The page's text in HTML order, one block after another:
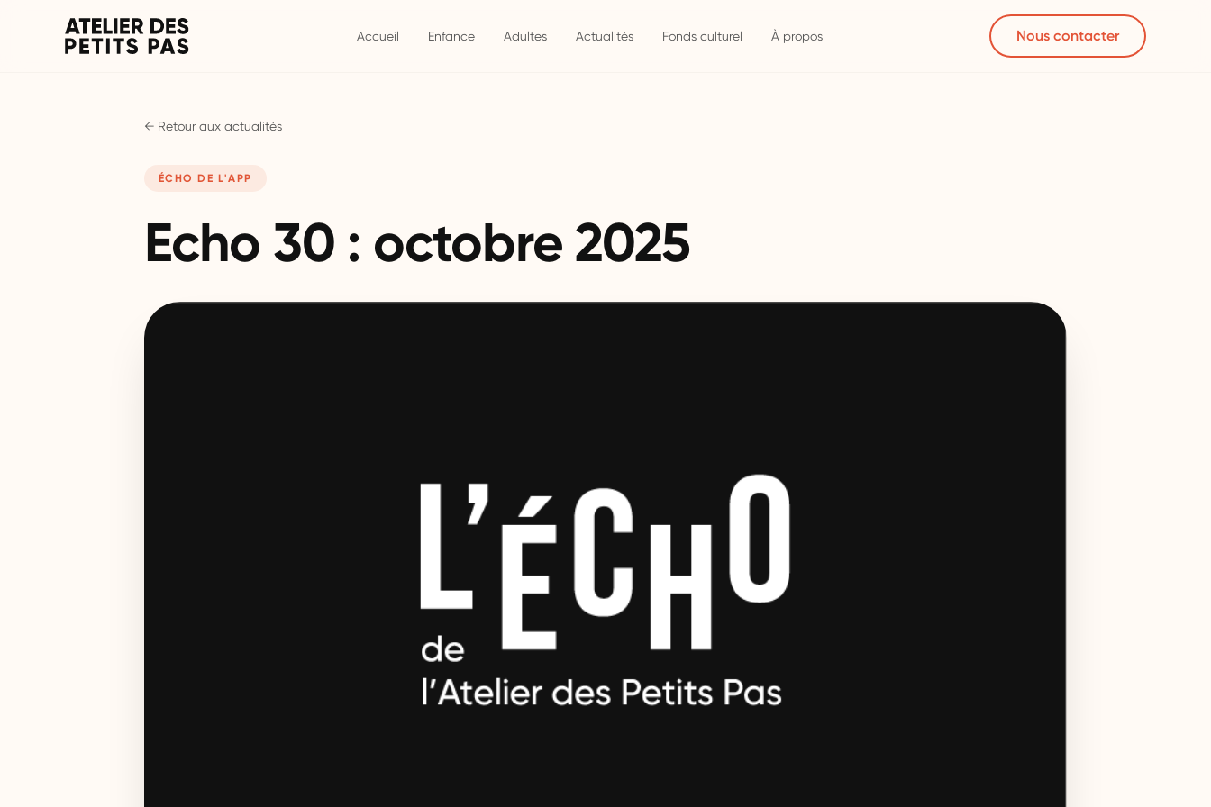
Accueil Enfance Adultes Actualités Fonds culturel À propos Nous contacter
← Retour aux actualités
ÉCHO DE L'APP
Echo 30 : octobre 2025